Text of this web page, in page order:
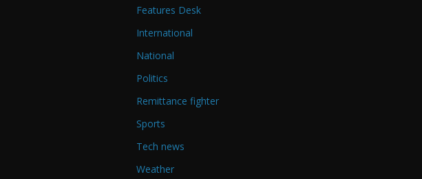
Features Desk
International
National
Politics
Remittance fighter
Sports
Tech news
Weather